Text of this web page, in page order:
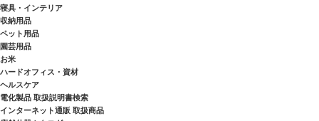
寝具・インテリア
収納用品
ペット用品
園芸用品
お米
ハードオフィス・資材
ヘルスケア
電化製品 取扱説明書検索
インターネット通販 取扱商品